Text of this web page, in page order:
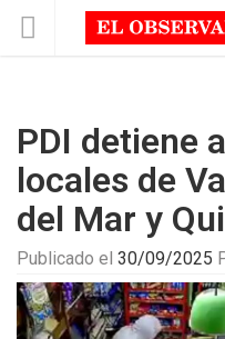
PDI detiene
locales de
del Mar y
Publicado el 30/09/2025